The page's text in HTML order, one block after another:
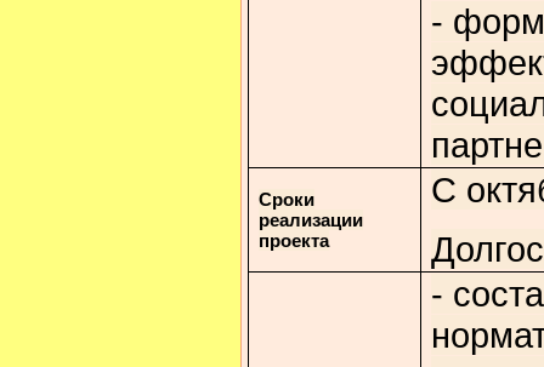
-
Сроки
реализации
проекта
С
-